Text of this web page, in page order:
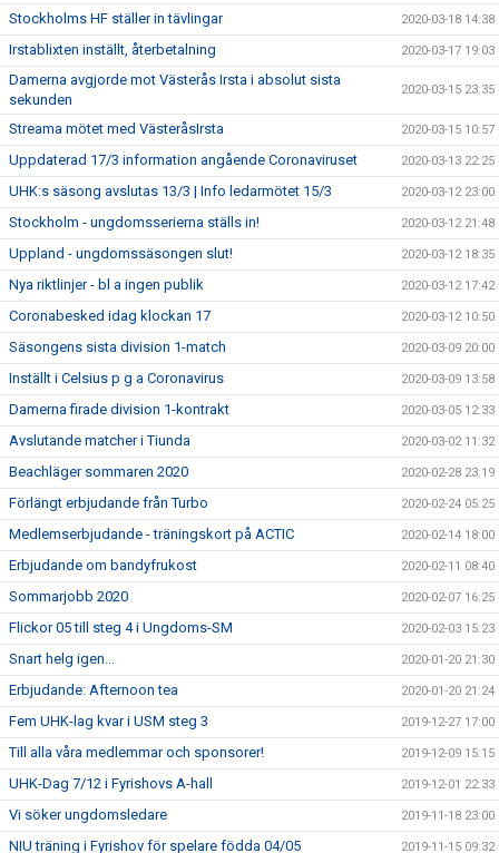
Stockholms HF ställer in tävlingar 2020-03-18 14:38
Irstablixten inställt, återbetalning 2020-03-17 19:03
Damerna avgjorde mot Västerås Irsta i absolut sista
sekunden
2020-03-15 23:35
Streama mötet med VästeråsIrsta 2020-03-15 10:57
Uppdaterad 17/3 information angående Coronaviruset 2020-03-13 22:25
UHK:s säsong avslutas 13/3 | Info ledarmötet 15/3 2020-03-12 23:00
Stockholm - ungdomsserierna ställs in! 2020-03-12 21:48
Uppland - ungdomssäsongen slut! 2020-03-12 18:35
Nya riktlinjer - bl a ingen publik 2020-03-12 17:42
Coronabesked idag klockan 17 2020-03-12 10:50
Säsongens sista division 1-match 2020-03-09 20:00
Inställt i Celsius p g a Coronavirus 2020-03-09 13:58
Damerna firade division 1-kontrakt 2020-03-05 12:33
Avslutande matcher i Tiunda 2020-03-02 11:32
Beachläger sommaren 2020 2020-02-28 23:19
Förlängt erbjudande från Turbo 2020-02-24 05:25
Medlemserbjudande - träningskort på ACTIC 2020-02-14 18:00
Erbjudande om bandyfrukost 2020-02-11 08:40
Sommarjobb 2020 2020-02-07 16:25
Flickor 05 till steg 4 i Ungdoms-SM 2020-02-03 15:23
Snart helg igen... 2020-01-20 21:30
Erbjudande: Afternoon tea 2020-01-20 21:24
Fem UHK-lag kvar i USM steg 3 2019-12-27 17:00
Till alla våra medlemmar och sponsorer! 2019-12-09 15:15
UHK-Dag 7/12 i Fyrishovs A-hall 2019-12-01 22:33
Vi söker ungdomsledare 2019-11-18 23:00
NIU träning i Fyrishov för spelare födda 04/05 2019-11-15 09:32